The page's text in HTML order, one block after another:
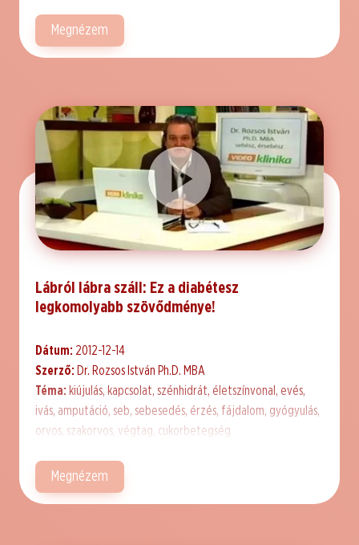
Megnézem
Lábról lábra száll: Ez a diabétesz
legkomolyabb szövődménye!
Dátum: 2012-12-14
Szerző: Dr. Rozsos István Ph.D. MBA
Téma: kiújulás, kapcsolat, szénhidrát, életszínvonal, evés,
ivás, amputáció, seb, sebesedés, érzés, fájdalom, gyógyulás,
orvos, szakorvos, végtag, cukorbetegség
Megnézem